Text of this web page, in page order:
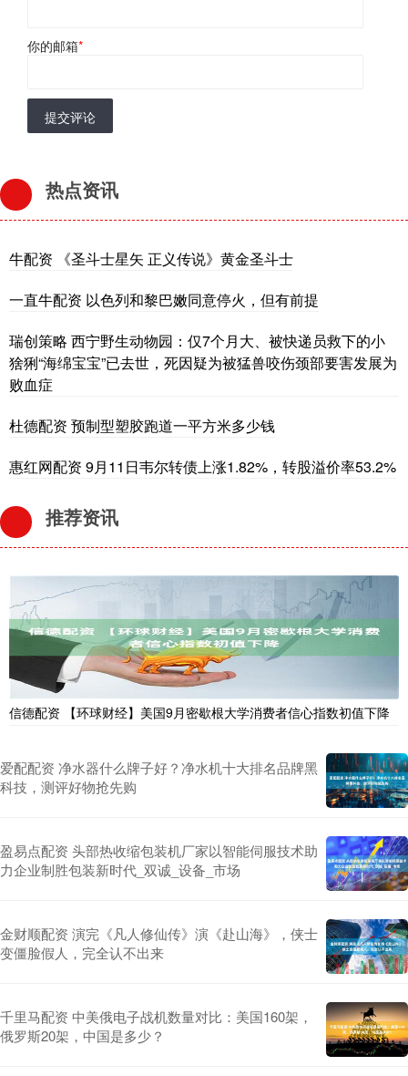
你的邮箱*
提交评论
热点资讯
牛配资 《圣斗士星矢 正义传说》黄金圣斗士
一直牛配资 以色列和黎巴嫩同意停火，但有前提
瑞创策略 西宁野生动物园：仅7个月大、被快递员救下的小
猞猁“海绵宝宝”已去世，死因疑为被猛兽咬伤颈部要害发展为
败血症
杜德配资 预制型塑胶跑道一平方米多少钱
惠红网配资 9月11日韦尔转债上涨1.82%，转股溢价率53.2%
推荐资讯
信德配资 【环球财经】美国9月密歇根大学消费者信心指数初值下降
爱配配资 净水器什么牌子好？净水机十大排名品牌黑
科技，测评好物抢先购
盈易点配资 头部热收缩包装机厂家以智能伺服技术助
力企业制胜包装新时代_双诚_设备_市场
金财顺配资 演完《凡人修仙传》演《赴山海》，侠士
变僵脸假人，完全认不出来
千里马配资 中美俄电子战机数量对比：美国160架，
俄罗斯20架，中国是多少？